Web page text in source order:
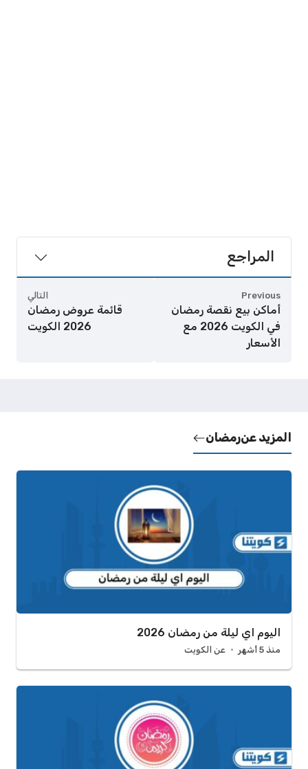
المراجع
Previous
أماكن بيع نقصة رمضان
في الكويت 2026 مع
الأسعار
التالي
قائمة عروض رمضان
2026 الكويت
المزيد عنرمضان
اليوم اي ليلة من رمضان 2026
منذ 5 أشهر عن الكويت